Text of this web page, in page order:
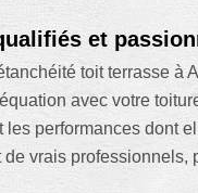
et
toit terrasse
avec votre
les performances dont
vrais professionnels,